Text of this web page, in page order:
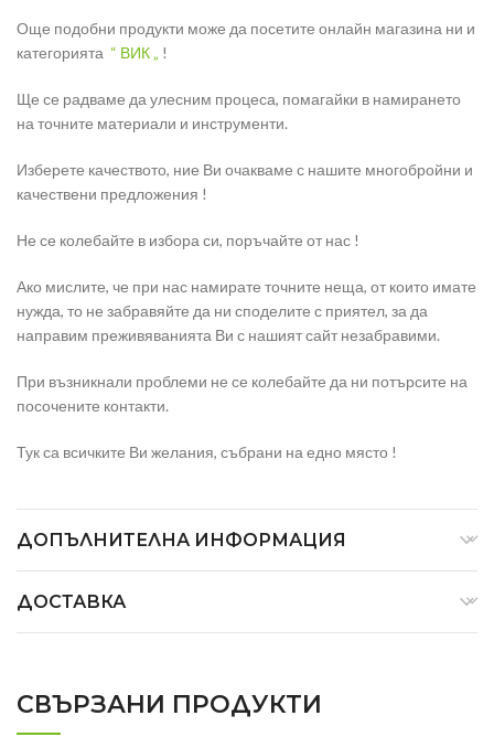
Още подобни продукти може да посетите онлайн магазина ни и
категорията “ ВИК „ !
Ще се радваме да улесним процеса, помагайки в намирането
на точните материали и инструменти.
Изберете качеството, ние Ви очакваме с нашите многобройни и
качествени предложения !
Не се колебайте в избора си, поръчайте от нас !
Ако мислите, че при нас намирате точните неща, от които имате
нужда, то не забравяйте да ни споделите с приятел, за да
направим преживяванията Ви с нашият сайт незабравими.
При възникнали проблеми не се колебайте да ни потърсите на
посочените контакти.
Тук са всичките Ви желания, събрани на едно място !
ДОПЪЛНИТЕЛНА ИНФОРМАЦИЯ
ДОСТАВКА
СВЪРЗАНИ ПРОДУКТИ